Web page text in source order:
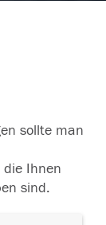
sollte man
die Ihnen
sind.